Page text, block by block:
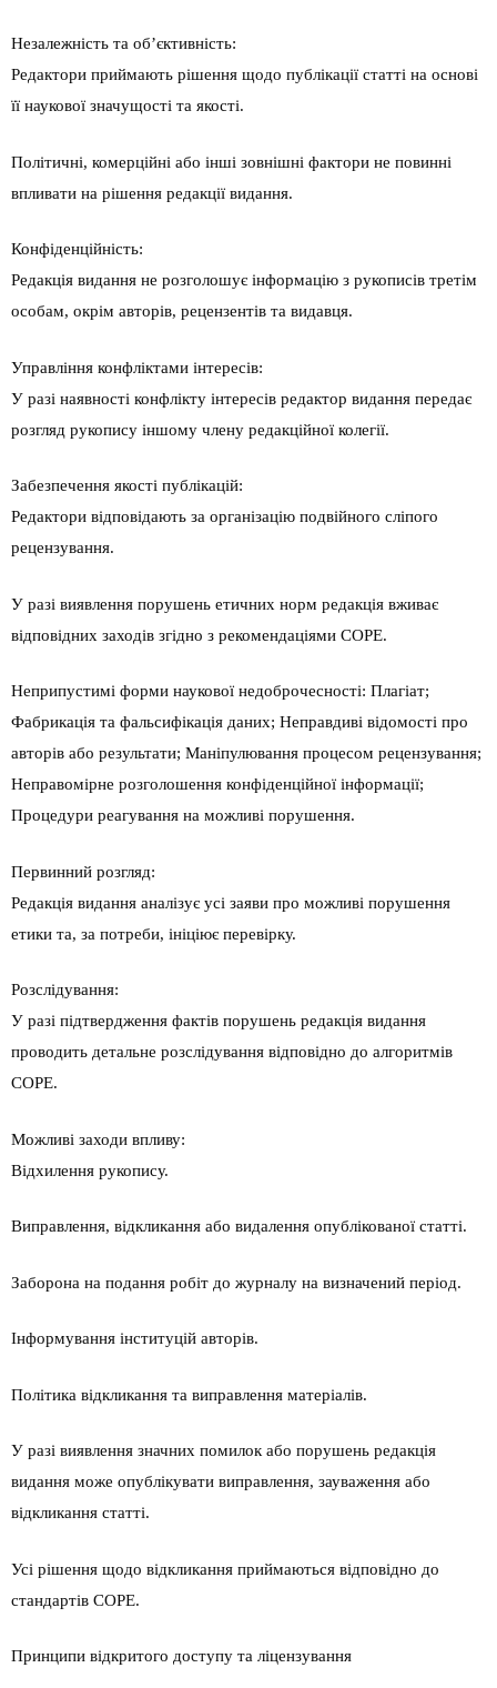
Незалежність та об’єктивність:
Редактори приймають рішення щодо публікації статті на основі
її наукової значущості та якості.
Політичні, комерційні або інші зовнішні фактори не повинні
впливати на рішення редакції видання.
Конфіденційність:
Редакція видання не розголошує інформацію з рукописів третім
особам, окрім авторів, рецензентів та видавця.
Управління конфліктами інтересів:
У разі наявності конфлікту інтересів редактор видання передає
розгляд рукопису іншому члену редакційної колегії.
Забезпечення якості публікацій:
Редактори відповідають за організацію подвійного сліпого
рецензування.
У разі виявлення порушень етичних норм редакція вживає
відповідних заходів згідно з рекомендаціями COPE.
Неприпустимі форми наукової недоброчесності: Плагіат;
Фабрикація та фальсифікація даних; Неправдиві відомості про
авторів або результати; Маніпулювання процесом рецензування;
Неправомірне розголошення конфіденційної інформації;
Процедури реагування на можливі порушення.
Первинний розгляд:
Редакція видання аналізує усі заяви про можливі порушення
етики та, за потреби, ініціює перевірку.
Розслідування:
У разі підтвердження фактів порушень редакція видання
проводить детальне розслідування відповідно до алгоритмів
COPE.
Можливі заходи впливу:
Відхилення рукопису.
Виправлення, відкликання або видалення опублікованої статті.
Заборона на подання робіт до журналу на визначений період.
Інформування інституцій авторів.
Політика відкликання та виправлення матеріалів.
У разі виявлення значних помилок або порушень редакція
видання може опублікувати виправлення, зауваження або
відкликання статті.
Усі рішення щодо відкликання приймаються відповідно до
стандартів COPE.
Принципи відкритого доступу та ліцензування